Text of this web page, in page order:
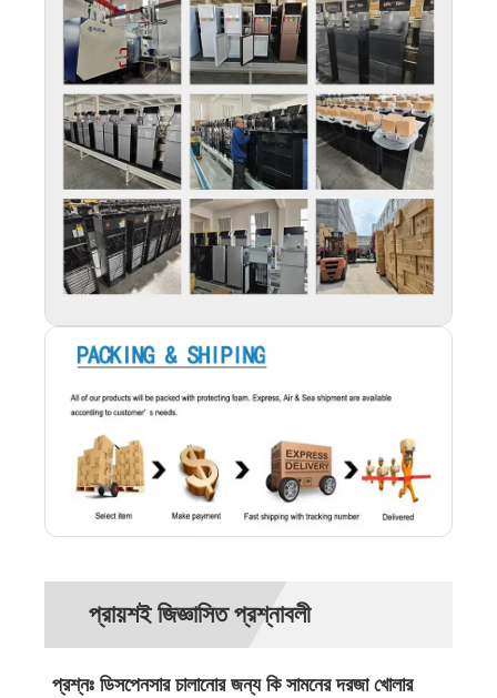
প্রায়শই জিজ্ঞাসিত প্রশ্নাবলী
প্রশ্নঃ ডিসপেনসার চালানোর জন্য কি সামনের দরজা খোলার